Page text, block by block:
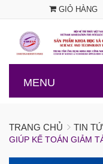
GIỎ HÀNG
MENU
TRANG CHỦ TIN
GIÚP KẾ TOÁN GIẢM